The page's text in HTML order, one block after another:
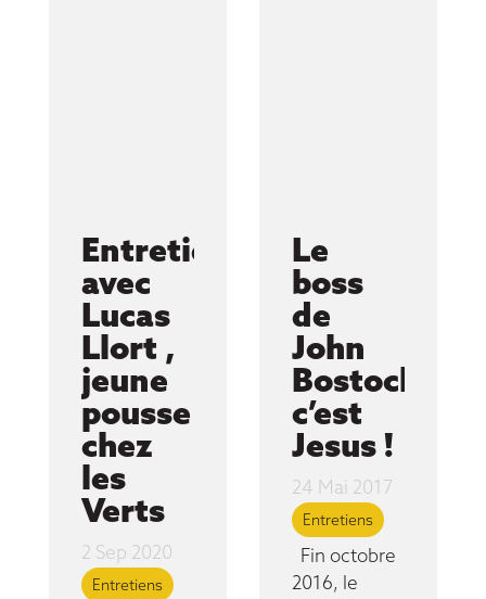
Entretien
avec
Lucas
Llort ,
jeune
pousse
chez
les
Verts
2 Sep 2020
Entretiens
Le
boss
de
John
Bostock
c’est
Jesus !
24 Mai 2017
Entretiens
Fin octobre
2016, le